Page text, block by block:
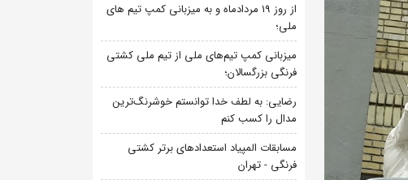
از روز 19 مردادماه و به میزبانی کمپ تیم های
ملی؛
میزبانی کمپ تیم‌های ملی از تیم ملی کشتی
فرنگی بزرگسالان؛
رضایی: به لطف خدا توانستم خوشرنگ‌ترین
مدال را کسب کنم
مسابقات المپیاد استعدادهای برتر کشتی
فرنگی - تهران